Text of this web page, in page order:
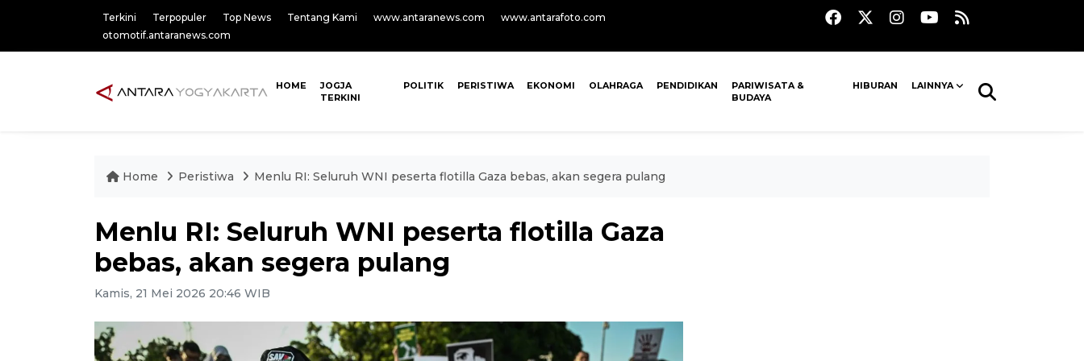
Terkini Terpopuler Top News Tentang Kami www.antaranews.com
www.antarafoto.com
otomotif.antaranews.com
HOME
JOGJA
TERKINI
POLITIK PERISTIWA EKONOMI OLAHRAGA PENDIDIKAN
PARIWISATA &
BUDAYA
HIBURAN LAINNYA
Home Peristiwa Menlu RI: Seluruh WNI peserta flotilla Gaza bebas, akan segera pulang
Menlu RI: Seluruh WNI peserta flotilla Gaza
bebas, akan segera pulang
Kamis, 21 Mei 2026 20:46 WIB